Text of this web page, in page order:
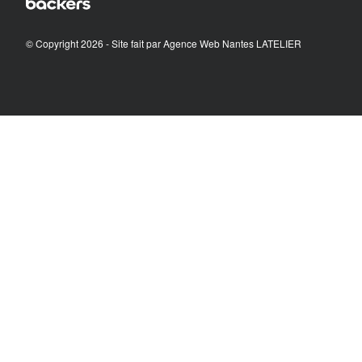
© Copyright 2026 - Site fait parAgence Web Nantes LATELIER